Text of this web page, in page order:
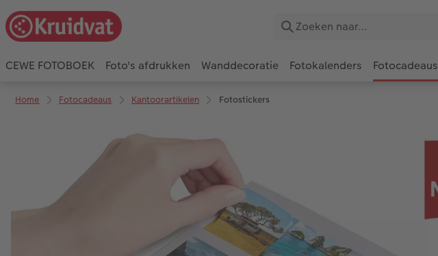
CEWE FOTOBOEK Foto's afdrukken Wanddecoratie Fotokalenders Fotocadeaus
Home Fotocadeaus Kantoorartikelen Fotostickers